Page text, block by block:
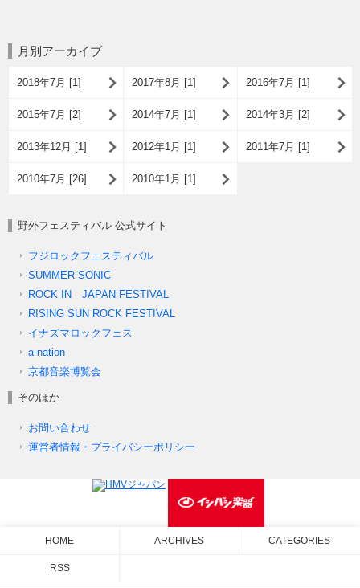
月別アーカイブ
2018年7月 [1] 2017年8月 [1] 2016年7月 [1]
2015年7月 [2] 2014年7月 [1] 2014年3月 [2]
2013年12月 [1] 2012年1月 [1] 2011年7月 [1]
2010年7月 [26] 2010年1月 [1]
野外フェスティバル 公式サイト
フジロックフェスティバル
SUMMER SONIC
ROCK IN JAPAN FESTIVAL
RISING SUN ROCK FESTIVAL
イナズマロックフェス
a-nation
京都音楽博覧会
そのほか
お問い合わせ
運営者情報・プライバシーポリシー
HOME ARCHIVES CATEGORIES
RSS